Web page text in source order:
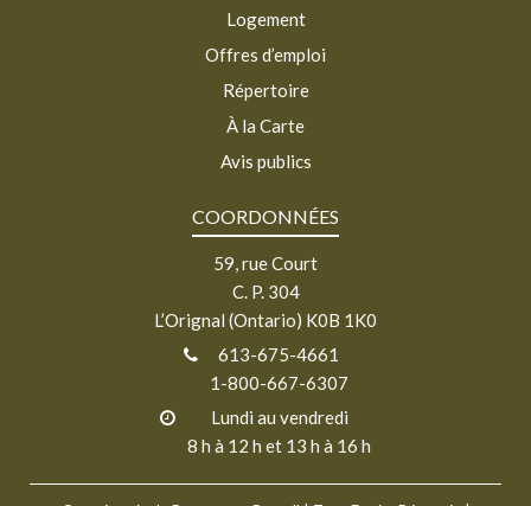
Logement
Offres d’emploi
Répertoire
À la Carte
Avis publics
COORDONNÉES
59, rue Court
C. P. 304
L’Orignal (Ontario) K0B 1K0
613-675-4661
1-800-667-6307
Lundi au vendredi
8 h à 12 h et 13 h à 16 h